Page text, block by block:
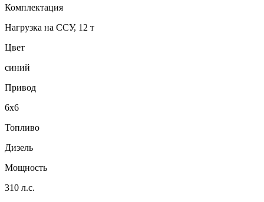
Комплектация
Нагрузка на ССУ, 12 т
Цвет
синий
Привод
6x6
Топливо
Дизель
Мощность
310 л.с.